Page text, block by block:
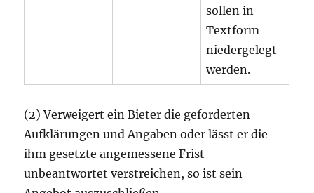
sollen in
Textform
niedergelegt
werden.
(2) Verweigert ein Bieter die geforderten
Aufklärungen und Angaben oder lässt er die
ihm gesetzte angemessene Frist
unbeantwortet verstreichen, so ist sein